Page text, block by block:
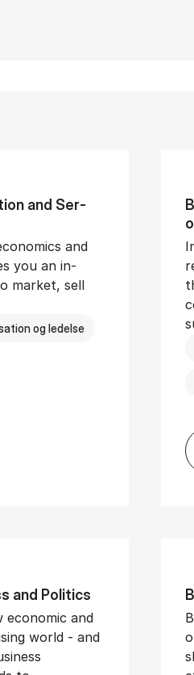
and Ser­
and
you an in-
market, sell
og ledelse
and Ser­vice
and Polit­ics
economic and
world - and